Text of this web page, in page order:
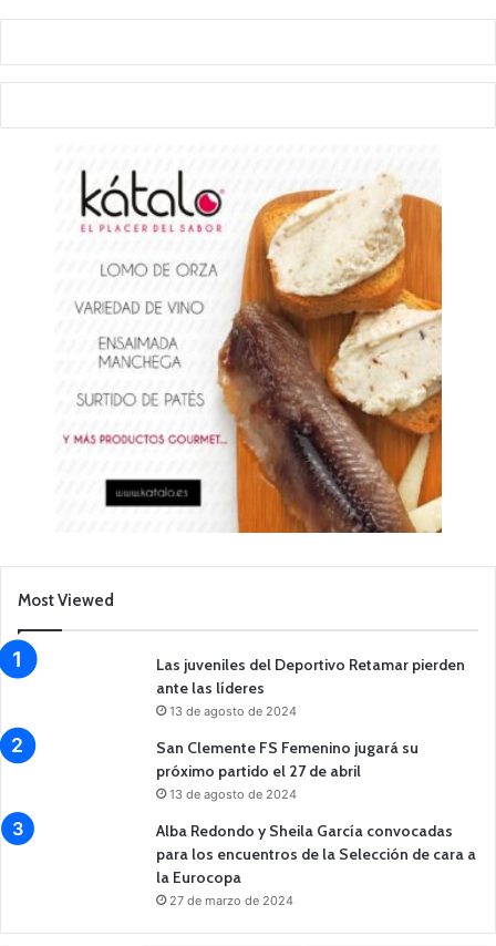
Most Viewed
Las juveniles del Deportivo Retamar pierden
ante las líderes
13 de agosto de 2024
San Clemente FS Femenino jugará su
próximo partido el 27 de abril
13 de agosto de 2024
Alba Redondo y Sheila García convocadas
para los encuentros de la Selección de cara a
la Eurocopa
27 de marzo de 2024